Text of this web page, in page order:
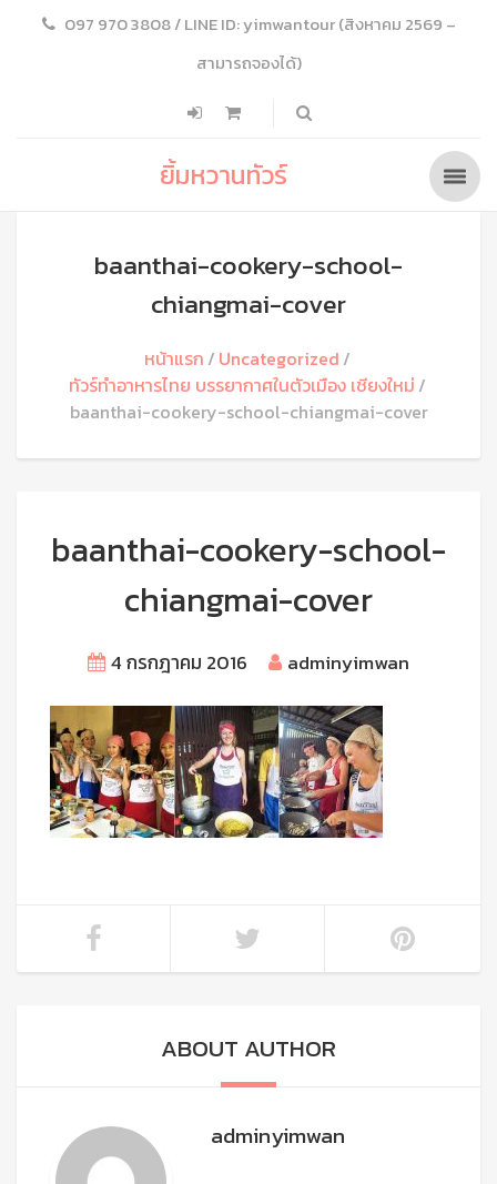
097 970 3808 / LINE ID: yimwantour (สิงหาคม 2569 –
สามารถจองได้)
ยิ้มหวานทัวร์
baanthai-cookery-school-
chiangmai-cover
หน้าแรก
Uncategorized
ทัวร์ทำอาหารไทย บรรยากาศในตัวเมือง เชียงใหม่
baanthai-cookery-school-chiangmai-cover
baanthai-cookery-school-
chiangmai-cover
4 กรกฎาคม 2016 adminyimwan
ABOUT AUTHOR
adminyimwan